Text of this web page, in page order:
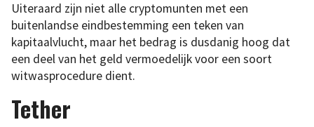
Uiteraard zijn niet alle cryptomunten met een
buitenlandse eindbestemming een teken van
kapitaalvlucht, maar het bedrag is dusdanig hoog dat
een deel van het geld vermoedelijk voor een soort
witwasprocedure dient.
Tether